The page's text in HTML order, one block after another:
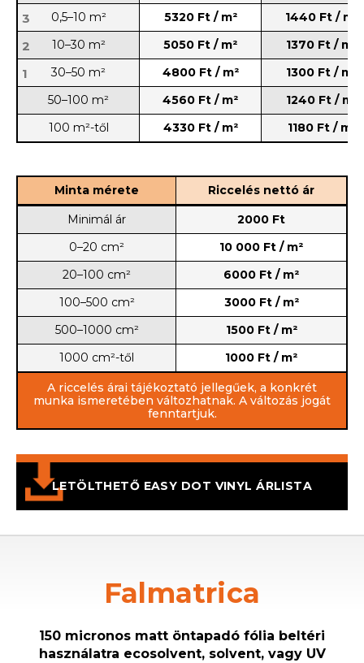
3 0,5–10 m² 5320 Ft / m² 1440 Ft / m²
2 10–30 m² 5050 Ft / m² 1370 Ft / m²
1 30–50 m² 4800 Ft / m²
1300 Ft / m²
50–100 m²
4560 Ft / m²
1240 Ft / m²
100 m²-től
4330 Ft / m² 1180 Ft / m²
Minta mérete
Riccelés nettó ár
Minimál ár
2000 Ft
0–20 cm²
10 000 Ft / m²
20–100 cm²
6000 Ft / m²
100–500 cm²
3000 Ft / m²
500–1000 cm²
1500 Ft / m²
1000 cm²-től
1000 Ft / m²
A riccelés árai tájékoztató jellegűek, a konkrét
munka ismeretében változhatnak. A változás jogát
fenntartjuk.
LETÖLTHETŐ EASY DOT VINYL ÁRLISTA
Falmatrica
150 micronos matt öntapadó fólia beltéri
használatra ecosolvent, solvent, vagy UV